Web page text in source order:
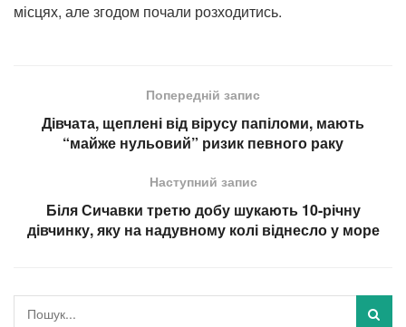
місцях, але згодом почали розходитись.
Попередній запис
Дівчата, щеплені від вірусу папіломи, мають
“майже нульовий” ризик певного раку
Наступний запис
Біля Сичавки третю добу шукають 10-річну
дівчинку, яку на надувному колі віднесло у море